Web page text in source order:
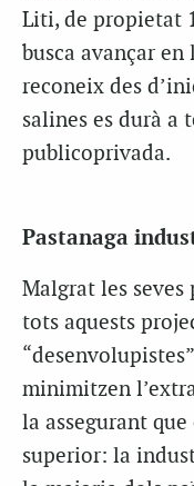
Liti, de propietat
busca avançar
reconeix des
salines es durà a
publicoprivada.
Pastanaga
Malgrat les
tots aquests
minimitzen
la assegurant que
superior: la